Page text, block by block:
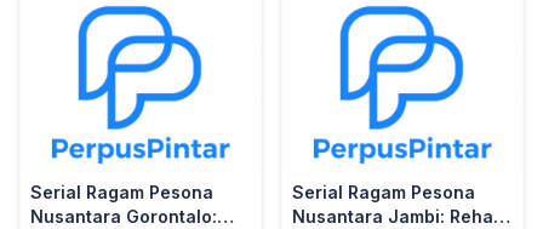
Serial Ragam Pesona
Nusantara Gorontalo:
Serial Ragam Pesona
Nusantara Jambi: Rehan